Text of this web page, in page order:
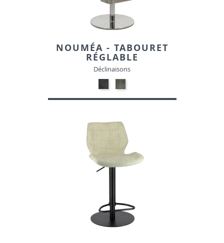
NOUMÉA - TABOURET
RÉGLABLE
Déclinaisons
NOIR
TACHETE-
05-
GRIS
TACHETE-